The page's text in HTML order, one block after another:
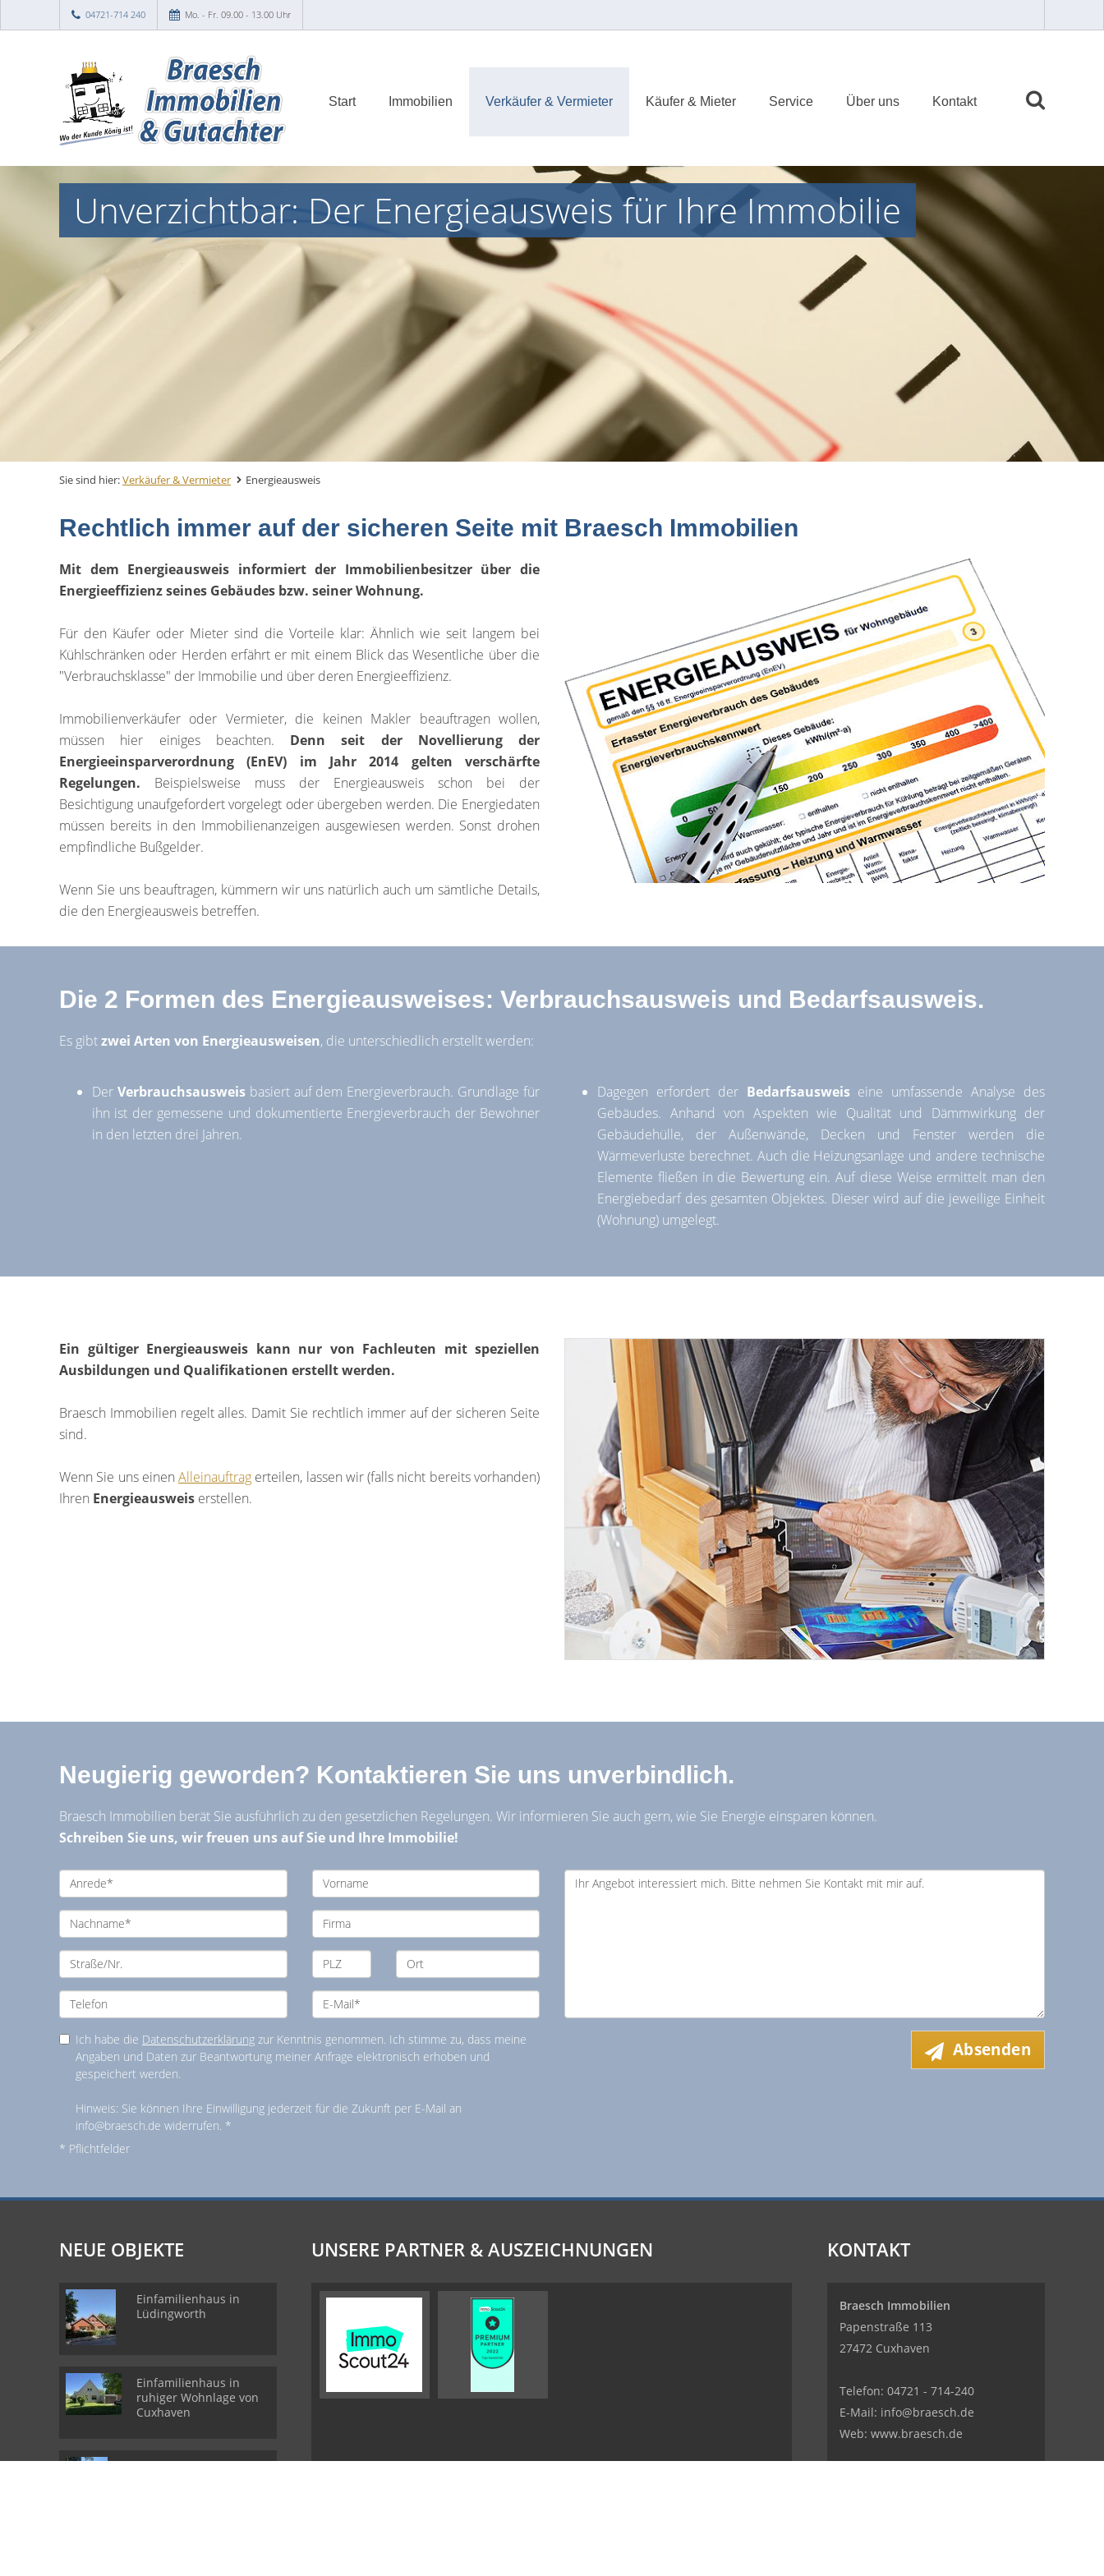
04721-714 240 Mo. - Fr. 09.00 - 13.00 Uhr
Start Immobilien Verkäufer & Vermieter Käufer & Mieter Service Über uns Kontakt
Unverzichtbar: Der Energieausweis für Ihre Immobilie
Sie sind hier:Verkäufer & Vermieter Energieausweis
Rechtlich immer auf der sicheren Seite mit Braesch Immobilien
Mit dem Energieausweis informiert der Immobilienbesitzer über die
Energieeffizienz seines Gebäudes bzw. seiner Wohnung.
Für den Käufer oder Mieter sind die Vorteile klar: Ähnlich wie seit langem bei
Kühlschränken oder Herden erfährt er mit einem Blick das Wesentliche über die
"Verbrauchsklasse" der Immobilie und über deren Energieeffizienz.
Immobilienverkäufer oder Vermieter, die keinen Makler beauftragen wollen,
müssen hier einiges beachten. Denn seit der Novellierung der
Energieeinsparverordnung (EnEV) im Jahr 2014 gelten verschärfte
Regelungen. Beispielsweise muss der Energieausweis schon bei der
Besichtigung unaufgefordert vorgelegt oder übergeben werden. Die Energiedaten
müssen bereits in den Immobilienanzeigen ausgewiesen werden. Sonst drohen
empfindliche Bußgelder.
Wenn Sie uns beauftragen, kümmern wir uns natürlich auch um sämtliche Details,
die den Energieausweis betreffen.
Die 2 Formen des Energieausweises: Verbrauchsausweis und Bedarfsausweis.
Es gibtzwei Arten von Energieausweisen, die unterschiedlich erstellt werden:
Der Verbrauchsausweis basiert auf dem Energieverbrauch. Grundlage für
ihn ist der gemessene und dokumentierte Energieverbrauch der Bewohner
in den letzten drei Jahren.
Dagegen erfordert der Bedarfsausweis eine umfassende Analyse des
Gebäudes. Anhand von Aspekten wie Qualität und Dämmwirkung der
Gebäudehülle, der Außenwände, Decken und Fenster werden die
Wärmeverluste berechnet. Auch die Heizungsanlage und andere technische
Elemente fließen in die Bewertung ein. Auf diese Weise ermittelt man den
Energiebedarf des gesamten Objektes. Dieser wird auf die jeweilige Einheit
(Wohnung) umgelegt.
Ein gültiger Energieausweis kann nur von Fachleuten mit speziellen
Ausbildungen und Qualifikationen erstellt werden.
Braesch Immobilien regelt alles. Damit Sie rechtlich immer auf der sicheren Seite
sind.
Wenn Sie uns einenAlleinauftrag erteilen, lassen wir (falls nicht bereits vorhanden)
Ihren Energieausweis erstellen.
Neugierig geworden? Kontaktieren Sie uns unverbindlich.
Braesch Immobilien berät Sie ausführlich zu den gesetzlichen Regelungen. Wir informieren Sie auch gern, wie Sie Energie einsparen können.
Schreiben Sie uns, wir freuen uns auf Sie und Ihre Immobilie!
Ich habe die Datenschutzerklärung zur Kenntnis genommen. Ich stimme zu, dass meine
Angaben und Daten zur Beantwortung meiner Anfrage elektronisch erhoben und
gespeichert werden.
Hinweis: Sie können Ihre Einwilligung jederzeit für die Zukunft per E-Mail an
info@braesch.de widerrufen. *
* Pflichtfelder
Absenden
NEUE OBJEKTE
Einfamilienhaus in
Lüdingworth
Einfamilienhaus in
ruhiger Wohnlage von
Cuxhaven
RESERVIERT!!! Wohnen
UNSERE PARTNER & AUSZEICHNUNGEN KONTAKT
Braesch Immobilien
Papenstraße 113
27472 Cuxhaven
Telefon: 04721 - 714-240
E-Mail: info@braesch.de
Web: www.braesch.de